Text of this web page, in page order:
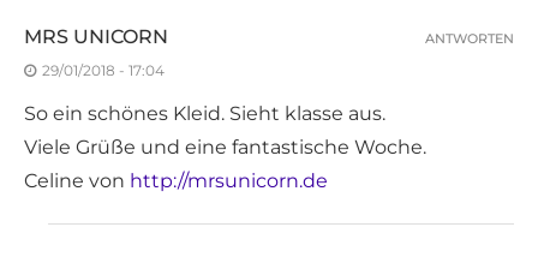
MRS UNICORN
29/01/2018 - 17:04
So ein schönes Kleid. Sieht klasse aus.
Viele Grüße und eine fantastische Woche.
Celine von http://mrsunicorn.de
ANTWORTEN